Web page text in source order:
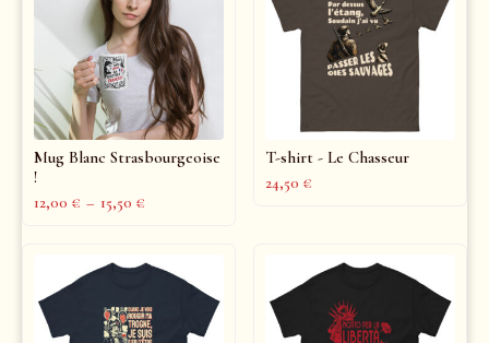
Mug Blanc Strasbourgeoise
!
12,00 € – 15,50 €
T-shirt - Le Chasseur
24,50 €